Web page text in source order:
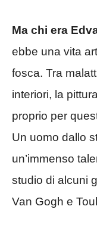
Ma chi era
ebbe una vita
fosca. Tra
interiori, la
proprio per
Un uomo dallo
un’immenso
studio di alcuni
Van Gogh e